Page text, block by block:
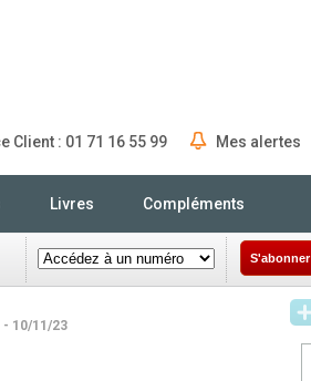
Client : 01 71 16 55 99 Mes alertes
Livres Compléments
S'abonner
- 10/11/23